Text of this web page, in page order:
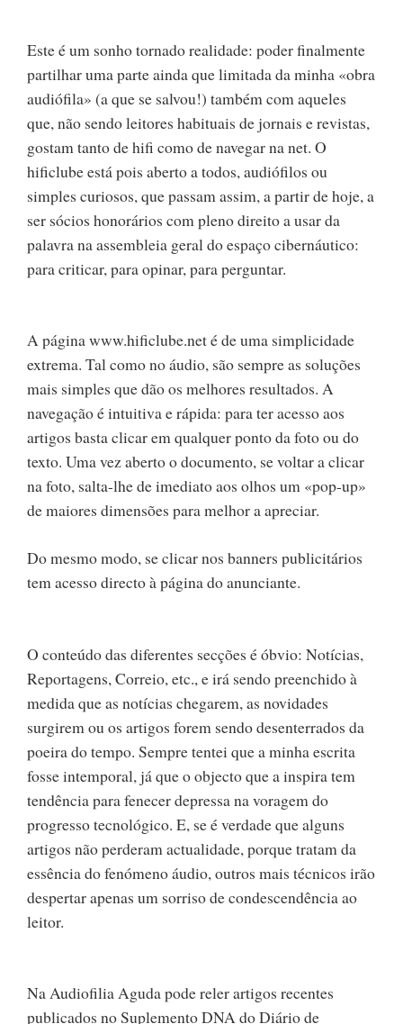
Este é um sonho tornado realidade: poder finalmente
partilhar uma parte ainda que limitada da minha «obra
audiófila» (a que se salvou!) também com aqueles
que, não sendo leitores habituais de jornais e revistas,
gostam tanto de hifi como de navegar na net. O
hificlube está pois aberto a todos, audiófilos ou
simples curiosos, que passam assim, a partir de hoje, a
ser sócios honorários com pleno direito a usar da
palavra na assembleia geral do espaço cibernáutico:
para criticar, para opinar, para perguntar.
A página www.hificlube.net é de uma simplicidade
extrema. Tal como no áudio, são sempre as soluções
mais simples que dão os melhores resultados. A
navegação é intuitiva e rápida: para ter acesso aos
artigos basta clicar em qualquer ponto da foto ou do
texto. Uma vez aberto o documento, se voltar a clicar
na foto, salta-lhe de imediato aos olhos um «pop-up»
de maiores dimensões para melhor a apreciar.
Do mesmo modo, se clicar nos banners publicitários
tem acesso directo à página do anunciante.
O conteúdo das diferentes secções é óbvio: Notícias,
Reportagens, Correio, etc., e irá sendo preenchido à
medida que as notícias chegarem, as novidades
surgirem ou os artigos forem sendo desenterrados da
poeira do tempo. Sempre tentei que a minha escrita
fosse intemporal, já que o objecto que a inspira tem
tendência para fenecer depressa na voragem do
progresso tecnológico. E, se é verdade que alguns
artigos não perderam actualidade, porque tratam da
essência do fenómeno áudio, outros mais técnicos irão
despertar apenas um sorriso de condescendência ao
leitor.
Na Audiofilia Aguda pode reler artigos recentes
publicados no Suplemento DNA do Diário de